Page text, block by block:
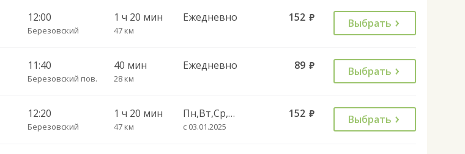
12:00
Березовский
1 ч 20 мин
47 км
Ежедневно 152 руб. Выбрать
11:40
Березовский пов.
40 мин
28 км
Ежедневно 89 руб. Выбрать
12:20
Березовский
1 ч 20 мин
47 км
Пн,Вт,Ср,Чт,Пт
с 03.01.2025
152 руб. Выбрать